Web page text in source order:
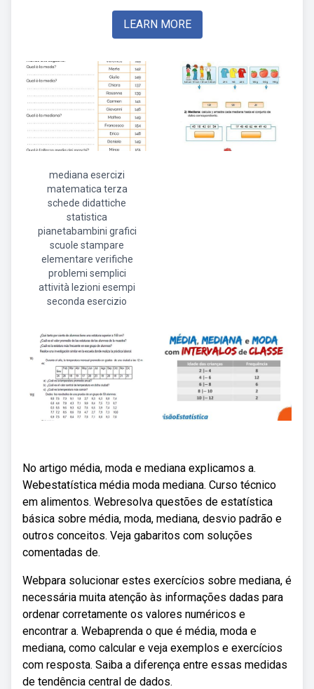
LEARN MORE
mediana esercizi
matematica terza
schede didattiche
statistica
pianetabambini grafici
scuole stampare
elementare verifiche
problemi semplici
attività lezioni esempi
seconda esercizio
No artigo média, moda e mediana explicamos a.
Webestatística média moda mediana. Curso técnico
em alimentos. Webresolva questões de estatística
básica sobre média, moda, mediana, desvio padrão e
outros conceitos. Veja gabaritos com soluções
comentadas de.
Webpara solucionar estes exercícios sobre mediana, é
necessária muita atenção às informações dadas para
ordenar corretamente os valores numéricos e
encontrar a. Webaprenda o que é média, moda e
mediana, como calcular e veja exemplos e exercícios
com resposta. Saiba a diferença entre essas medidas
de tendência central de dados.